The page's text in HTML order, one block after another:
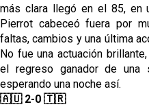
más clara llegó en el 85, en
Pierrot cabeceó fuera por
faltas, cambios y una última
No fue una actuación
el regreso ganador de una
esperando una noche así.
🇦🇺 2-0 🇹🇷